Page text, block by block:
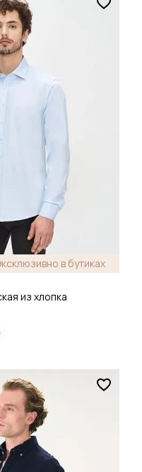
в корзину
в бутиках
из хлопка